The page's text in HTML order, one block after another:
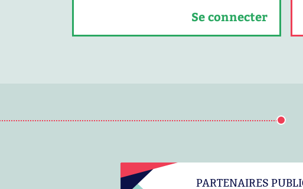
Se connecter
PARTENAIRES